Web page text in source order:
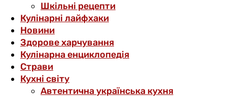
Шкільні рецепти
Кулінарні лайфхаки
Новини
Здорове харчування
Кулінарна енциклопедія
Страви
Кухні світу
Автентична українська кухня